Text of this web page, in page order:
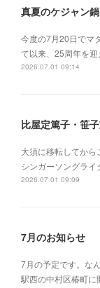
真夏のケジャン鍋
今度の7月20日でマ
て以来、25周年を
2026.07.01 09:14
比屋定篤子・笹
大須に移転してか
シンガーソングライ
2026.07.01 09:09
7月のお知らせ
7月の予定です。な
駅西の中村区椿町に